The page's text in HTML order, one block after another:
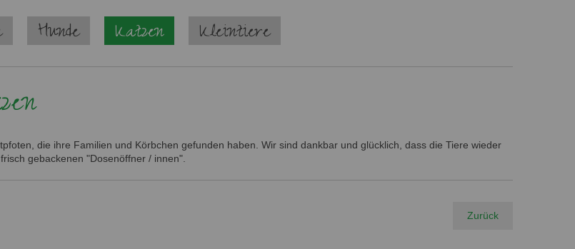
Hunde Katzen Kleintiere
die ihre Familien und Körbchen gefunden haben. Wir sind dankbar und glücklich, dass die Tiere wieder
gebackenen "Dosenöffner / innen".
Zurück